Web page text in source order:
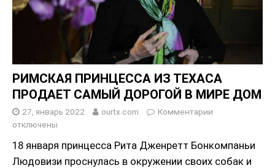
РИМСКАЯ ПРИНЦЕССА ИЗ ТЕХАСА
ПРОДАЕТ САМЫЙ ДОРОГОЙ В МИРЕ ДОМ
27, январь 2022 ourtx.com
Комментарии
отключены
18 января принцесса Рита Дженретт Бонкомпаньи
Людовизи проснулась в окружении своих собак и